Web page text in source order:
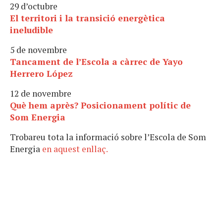
29 d’octubre
El territori i la transició energètica
ineludible
5 de novembre
Tancament de l’Escola a càrrec de Yayo
Herrero López
12 de novembre
Què hem après? Posicionament polític de
Som Energia
Trobareu tota la informació sobre l’Escola de Som
Energia en aquest enllaç.